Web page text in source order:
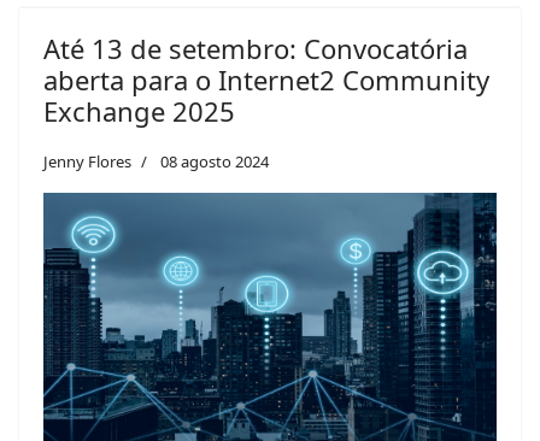
Até 13 de setembro: Convocatória
aberta para o Internet2 Community
Exchange 2025
Jenny Flores 08 agosto 2024